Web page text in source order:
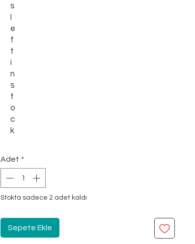
s
e
f
t
i
n
s
t
o
c
k
Adet *
Stokta sadece 2 adet kaldı
Sepete Ekle